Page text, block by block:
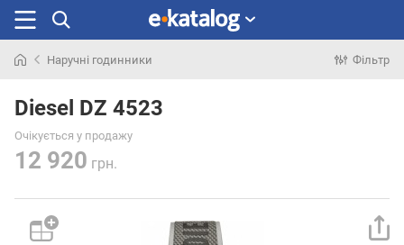
раніше
Наручні годинники Фільтр
Diesel DZ 4523
Очікується у продажу
12 920 грн.